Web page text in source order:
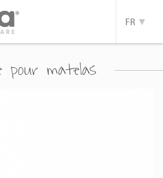
FR
pour matelas